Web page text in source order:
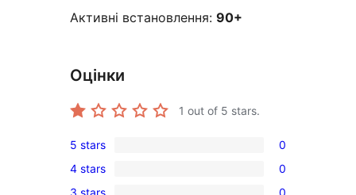
Активні встановлення: 90+
Оцінки
1 out of 5 stars.
0
5-
5 stars 0
0
4 stars 0
3 stars 0